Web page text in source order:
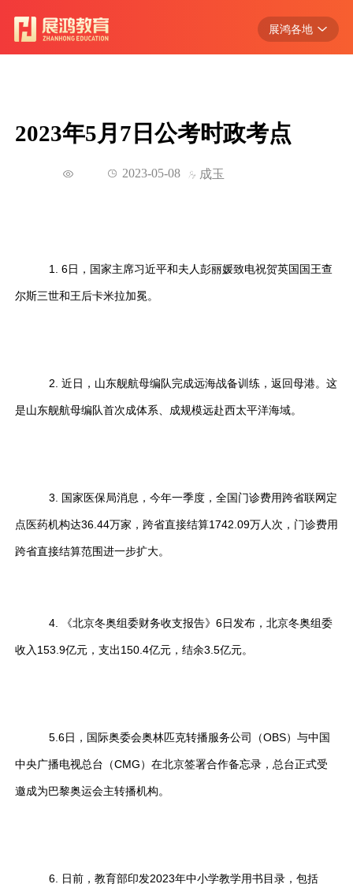
展鸿各地
浙江
江西
2023年5月7日公考时政考点
2023-05-08 成玉
1. 6日，国家主席习近平和夫人彭丽媛致电祝贺英国国王查
尔斯三世和王后卡米拉加冕。
2. 近日，山东舰航母编队完成远海战备训练，返回母港。这
是山东舰航母编队首次成体系、成规模远赴西太平洋海域。
3. 国家医保局消息，今年一季度，全国门诊费用跨省联网定
点医药机构达36.44万家，跨省直接结算1742.09万人次，门诊费用
跨省直接结算范围进一步扩大。
4. 《北京冬奥组委财务收支报告》6日发布，北京冬奥组委
收入153.9亿元，支出150.4亿元，结余3.5亿元。
5.6日，国际奥委会奥林匹克转播服务公司（OBS）与中国
中央广播电视总台（CMG）在北京签署合作备忘录，总台正式受
邀成为巴黎奥运会主转播机构。
6. 日前，教育部印发2023年中小学教学用书目录，包括